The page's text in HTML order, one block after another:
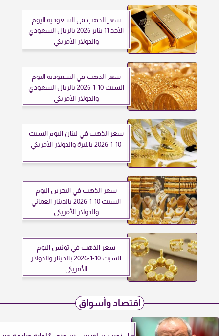
سعر الذهب في السعودية اليوم
الأحد 11 يناير 2026 بالريال السعودي
والدولار الأمريكي
سعر الذهب في السعودية اليوم
السبت 10-1-2026 بالريال السعودي
والدولار الأمريكي
سعر الذهب في لبنان اليوم السبت
10-1-2026 بالليرة والدولار الأمريكي
سعر الذهب في البحرين اليوم
السبت 10-1-2026 بالدينار العماني
والدولار الأمريكي
سعر الذهب في تونس اليوم
السبت 10-1-2026 بالدينار والدولار
الأمريكي
اقتصاد وأسواق